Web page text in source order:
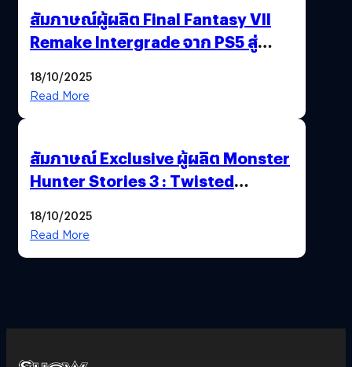
สัมภาษณ์ผู้ผลิต Final Fantasy VII
Remake Intergrade จาก PS5 สู่
18/10/2025
Read More
สัมภาษณ์ Exclusive ผู้ผลิต Monster
Hunter Stories 3 : Twisted
สวยฉ่ำ !
18/10/2025
Read More